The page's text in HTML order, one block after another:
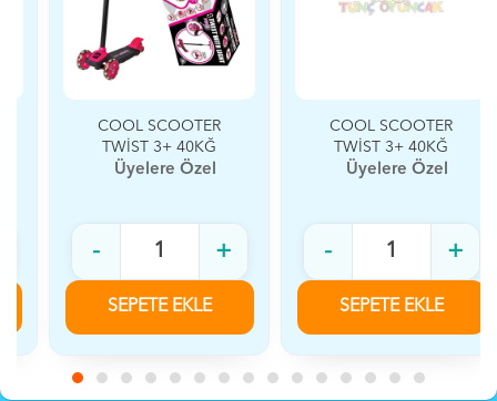
COOL SCOOTER
TWİST 3+ 40KĞ
PEMBE
Üyelere Özel
SEPETE EKLE
COOL SCOOTER
TWİST 3+ 40KĞ
TURUNCU
Üyelere Özel
SEPETE EKLE